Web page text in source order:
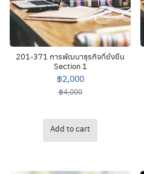
201-371 การพัฒนาธุรกิจที่ยั่งยืน
Section 1
฿4,000
฿2,000
Add to cart